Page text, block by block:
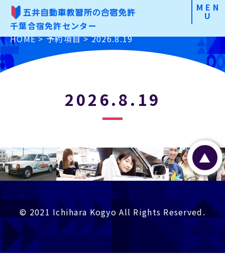
千葉合宿免許センター合宿免許の魅力
お申込みの手順
よくあるご質問
入校前Check
特定商取引に基づく表記
プライバシーポリシー
MEN
U
HOME >予約項目 >2026.8.19
2026.8.19
▲
© 2021 Ichihara Kogyo All Rights Reserved.